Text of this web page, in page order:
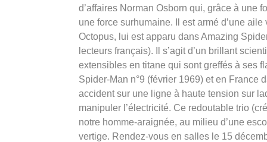
d’affaires Norman Osborn qui, grâce à une
une force surhumaine. Il est armé d’une
Octopus, lui est apparu dans Amazing
lecteurs français). Il s’agit d’un brillant
extensibles en titane qui sont greffés à ses
Spider-Man n°9 (février 1969) et en France
accident sur une ligne à haute tension sur
manipuler l’électricité. Ce redoutable trio
notre homme-araignée, au milieu d’une
vertige. Rendez-vous en salles le 15